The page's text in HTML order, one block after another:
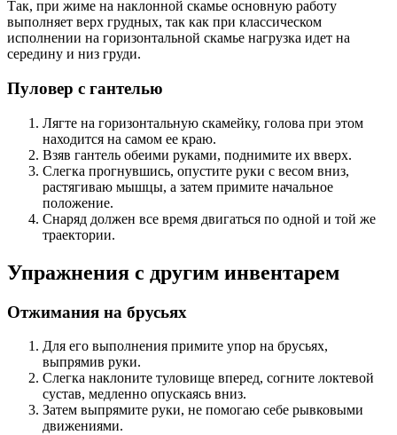
Так, при жиме на наклонной скамье основную работу
выполняет верх грудных, так как при классическом
исполнении на горизонтальной скамье нагрузка идет на
середину и низ груди.
Пуловер с гантелью
Лягте на горизонтальную скамейку, голова при этом
находится на самом ее краю.
Взяв гантель обеими руками, поднимите их вверх.
Слегка прогнувшись, опустите руки с весом вниз,
растягиваю мышцы, а затем примите начальное
положение.
Снаряд должен все время двигаться по одной и той же
траектории.
Упражнения с другим инвентарем
Отжимания на брусьях
Для его выполнения примите упор на брусьях,
выпрямив руки.
Слегка наклоните туловище вперед, согните локтевой
сустав, медленно опускаясь вниз.
Затем выпрямите руки, не помогаю себе рывковыми
движениями.